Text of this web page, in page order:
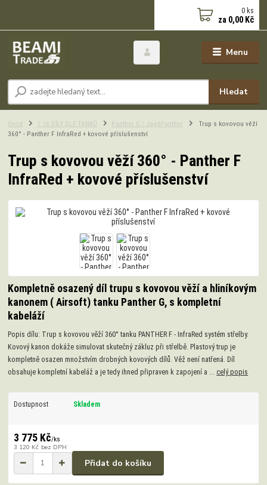
Menu
Hledat
0 ks
za 0,00 Kč
Úvod 1:16 DÍLY DLE TANKŮ Panther G / JagdPanther
Trup s kovovou věží
360° - Panther F InfraRed + kovové příslušenství
Trup s kovovou věží 360° - Panther F
InfraRed + kovové příslušenství
Kompletně osazený díl trupu s kovovou věží a hliníkovým
kanonem ( Airsoft) tanku Panther G, s kompletní
kabeláží
Popis dílu: Trup s kovovou věží 360° tanku PANTHER F - InfraRed systém střelby.
Kovový kanon dokáže simulovat skutečný zákluz při střelbě. Plastový trup je
kompletně osazen množstvím drobných kovových dílů. Věž není natřená. Díl
obsahuje kompletní kabeláž a je tedy ihned připraven k zapojení a ... celý popis
Dostupnost Skladem
3 775 Kč/ks
3 120 Kč bez DPH
Přidat do košíku